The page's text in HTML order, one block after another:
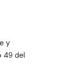
y
49 del